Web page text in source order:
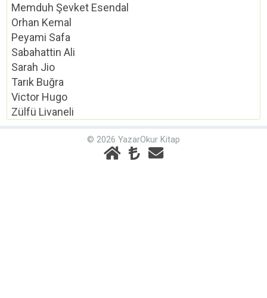
Memduh Şevket Esendal
Orhan Kemal
Peyami Safa
Sabahattin Ali
Sarah Jio
Tarık Buğra
Victor Hugo
Zülfü Livaneli
© 2026 YazarOkur Kitap